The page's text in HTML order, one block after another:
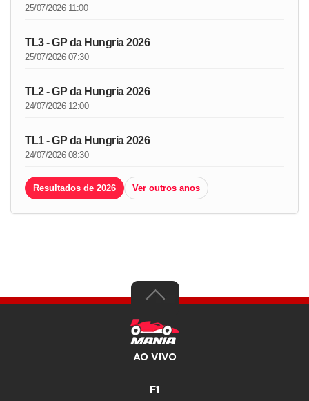
25/07/2026 11:00
TL3 - GP da Hungria 2026
25/07/2026 07:30
TL2 - GP da Hungria 2026
24/07/2026 12:00
TL1 - GP da Hungria 2026
24/07/2026 08:30
Resultados de 2026 Ver outros anos
AO VIVO
F1